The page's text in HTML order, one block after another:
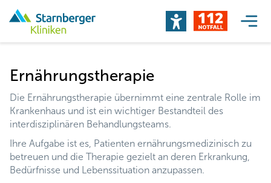
Ernährungstherapie
Die Ernährungstherapie übernimmt eine zentrale Rolle im
Krankenhaus und ist ein wichtiger Bestandteil des
interdisziplinären Behandlungsteams.
Ihre Aufgabe ist es, Patienten ernährungsmedizinisch zu
betreuen und die Therapie gezielt an deren Erkrankung,
Bedürfnisse und Lebenssituation anzupassen.